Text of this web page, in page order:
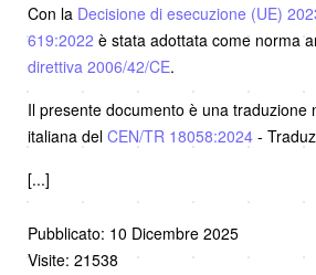
Con la Decisione di esecuzione (UE)
619:2022 è stata adottata come norma
direttiva 2006/42/CE.
Il presente documento è una traduzione
italiana del CEN/TR 18058:2024 -
[...]
Pubblicato: 10 Dicembre 2025
Visite: 21538